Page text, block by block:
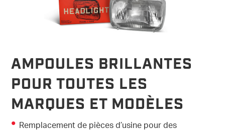
AMPOULES BRILLANTES
POUR TOUTES LES
MARQUES ET MODÈLES
Remplacement de pièces d’usine pour des